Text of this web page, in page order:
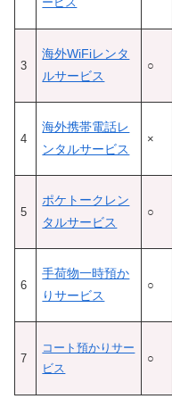
3
海外WiFiレンタ
ルサービス
○
4
海外携帯電話レ
ンタルサービス
×
5
ポケトークレン
タルサービス
○
6
手荷物一時預か
りサービス
○
7
コート預かりサー
ビス
○